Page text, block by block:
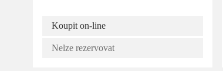
Koupit on-line
Nelze rezervovat